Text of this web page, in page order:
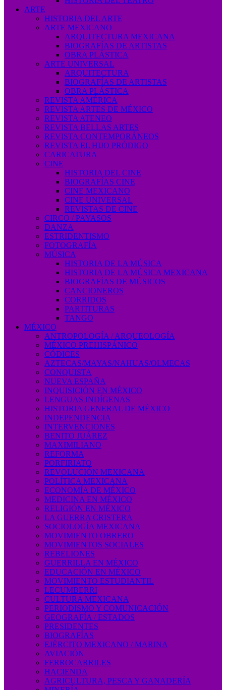
ARTE
HISTORIA DEL ARTE
ARTE MEXICANO
ARQUITECTURA MEXICANA
BIOGRAFÍAS DE ARTISTAS
OBRA PLÁSTICA
ARTE UNIVERSAL
ARQUITECTURA
BIOGRAFÍAS DE ARTISTAS
OBRA PLÁSTICA
REVISTA AMÉRICA
REVISTA ARTES DE MÉXICO
REVISTA ATENEO
REVISTA BELLAS ARTES
REVISTA CONTEMPORÁNEOS
REVISTA EL HIJO PRÓDIGO
CARICATURA
CINE
HISTORIA DEL CINE
BIOGRAFÍAS CINE
CINE MEXICANO
CINE UNIVERSAL
REVISTAS DE CINE
CIRCO / PAYASOS
DANZA
ESTRIDENTISMO
FOTOGRAFÍA
MÚSICA
HISTORIA DE LA MÚSICA
HISTORIA DE LA MÚSICA MEXICANA
BIOGRAFÍAS DE MÚSICOS
CANCIONEROS
CORRIDOS
PARTITURAS
TANGO
MÉXICO
ANTROPOLOGÍA / ARQUEOLOGÍA
MÉXICO PREHISPÁNICO
CÓDICES
AZTECAS/MAYAS/NAHUAS/OLMECAS
CONQUISTA
NUEVA ESPAÑA
INQUISICIÓN EN MÉXICO
LENGUAS INDÍGENAS
HISTORIA GENERAL DE MÉXICO
INDEPENDENCIA
INTERVENCIONES
BENITO JUÁREZ
MAXIMILIANO
REFORMA
PORFIRIATO
REVOLUCIÓN MEXICANA
POLÍTICA MEXICANA
ECONOMÍA DE MÉXICO
MEDICINA EN MÉXICO
RELIGIÓN EN MÉXICO
LA GUERRA CRISTERA
SOCIOLOGÍA MEXICANA
MOVIMIENTO OBRERO
MOVIMIENTOS SOCIALES
REBELIONES
GUERRILLA EN MÉXICO
EDUCACIÓN EN MÉXICO
MOVIMIENTO ESTUDIANTIL
LECUMBERRI
CULTURA MEXICANA
PERIODISMO Y COMUNICACIÓN
GEOGRAFÍA / ESTADOS
PRESIDENTES
BIOGRAFÍAS
EJÉRCITO MEXICANO / MARINA
AVIACIÓN
FERROCARRILES
HACIENDA
AGRICULTURA, PESCA Y GANADERÍA